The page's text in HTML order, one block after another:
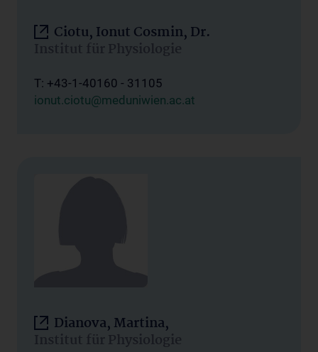
Ciotu, Ionut Cosmin, Dr.
Institut für Physiologie
T: +43-1-40160 - 31105
ionut.ciotu@meduniwien.ac.at
Dianova, Martina,
Institut für Physiologie